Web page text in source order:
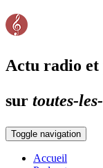
Actu radio et
sur toutes-
Toggle navigation
Accueil